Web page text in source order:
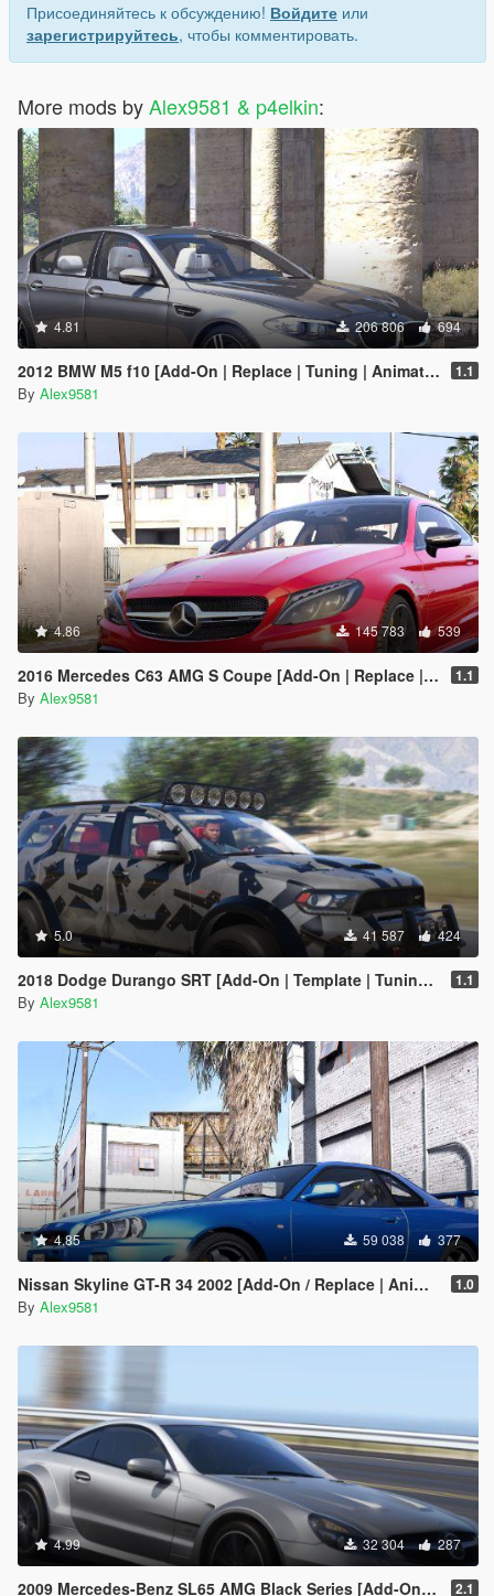
Присоединяйтесь к обсуждению! Войдите или
зарегистрируйтесь, чтобы комментировать.
More mods byAlex9581 & p4elkin:
4.81 206 806 694
2012 BMW M5 f10 [Add-On | Replace | Tuning | Animated] 1.1
By Alex9581
4.86 145 783 539
2016 Mercedes C63 AMG S Coupe [Add-On | Replace | OIV / Animated | Analog / Digital Dials] 1.1
By Alex9581
5.0 41 587 424
2018 Dodge Durango SRT [Add-On | Template | Tuning | LODs | Extras | Animated Engine] 1.1
By Alex9581
4.85 59 038 377
Nissan Skyline GT-R 34 2002 [Add-On / Replace | Animated | Template] 1.0
By Alex9581
4.99 32 304 287
2009 Mercedes-Benz SL65 AMG Black Series [Add-On | Template | Tuning | LODs | VehFuncs V] 2.1